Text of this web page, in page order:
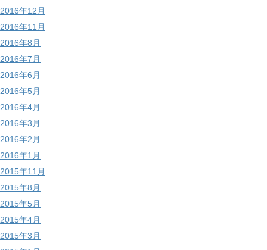
2016年12月
2016年11月
2016年8月
2016年7月
2016年6月
2016年5月
2016年4月
2016年3月
2016年2月
2016年1月
2015年11月
2015年8月
2015年5月
2015年4月
2015年3月